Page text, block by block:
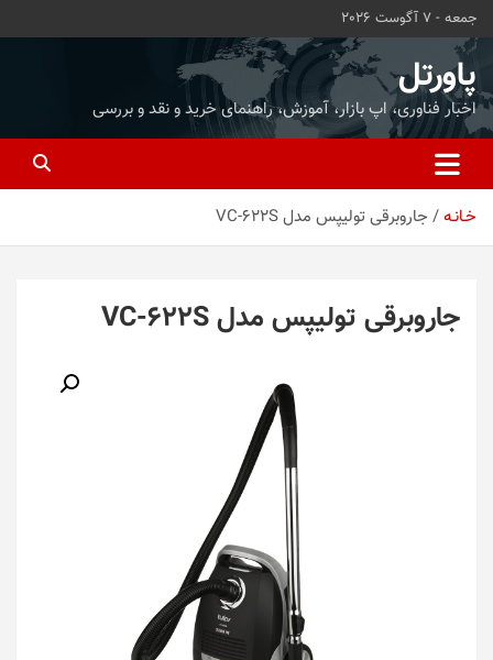
محتوا
بروید
جمعه - 7 آگوست 2026
پاورتل
اخبار فناوری، اپ بازار، آموزش، راهنمای خرید و نقد و بررسی
خـانـه جاروبرقی تولیپس مدل VC-622S
جاروبرقی تولیپس مدل VC-622S